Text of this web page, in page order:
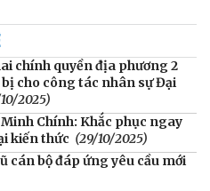
chính quyền địa phương 2
cho công tác nhân sự Đại
2025)
Chính: Khắc phục ngay
kiến thức (29/10/2025)
cán bộ đáp ứng yêu cầu mới